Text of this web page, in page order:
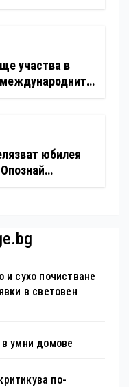
участва в
юбилея
и сухо почистване
в световен
умни домове
по-